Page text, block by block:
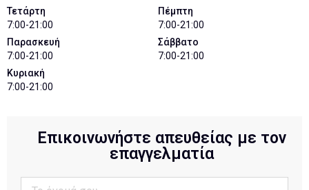
Τετάρτη
7:00-21:00
Πέμπτη
7:00-21:00
Παρασκευή
7:00-21:00
Σάββατο
7:00-21:00
Κυριακή
7:00-21:00
Επικοινωνήστε απευθείας με τον
επαγγελματία